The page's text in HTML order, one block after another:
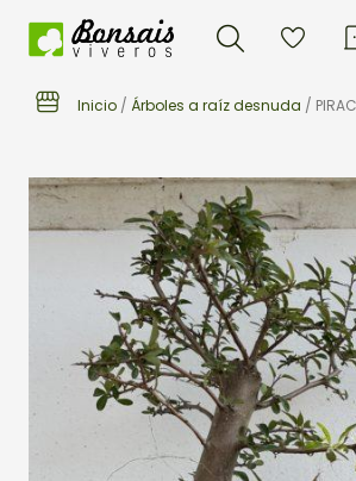
Inicio / Árboles a raíz desnuda /